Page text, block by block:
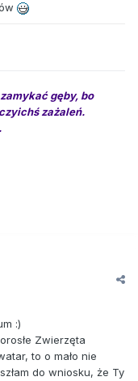
gęby, bo
zażaleń.
:)
Zwierzęta
to o mało nie
do wniosku, że Ty